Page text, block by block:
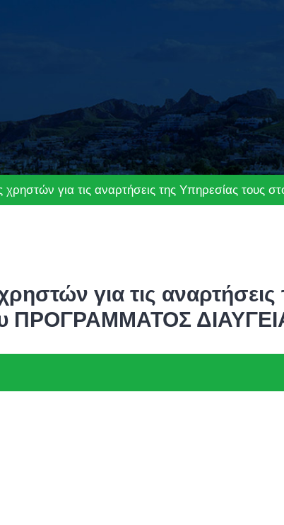
για τις αναρτήσεις της Υπηρεσίας τους
για τις αναρτήσεις
ΠΡΟΓΡΑΜΜΑΤΟΣ